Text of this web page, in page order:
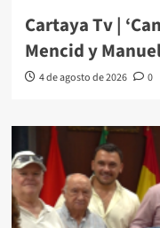
Cartaya Tv |
Mencid y
4 de agosto de 2026 0